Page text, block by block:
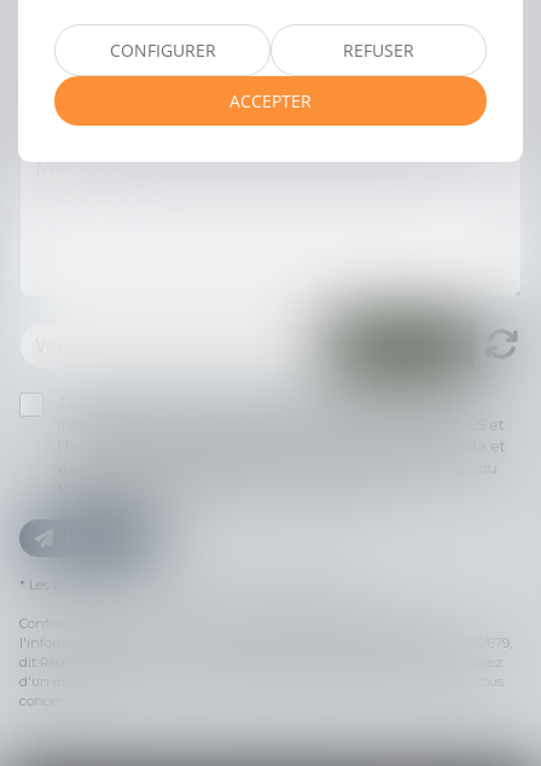
informatiquement par MEDIATION TOULOUSE PYRENEES et
l'hébergeur du présent site dans le cadre de ma demande et
* Les champs suivis d'un astérisque sont obligatoires.
Conformément à la loi n°78-17 du 6 janvier 1978 modifiée relative à
l'informatique, aux fichiers et aux libertés, et au règlement européen 2016/679,
dit Règlement Général sur la Protection des Données (RGPD), vous disposez
d'un droit d'accès, de rectification, de suppression des informations qui vous
concernent.
CONFIGURER REFUSER
ACCEPTER